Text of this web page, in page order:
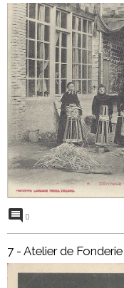
0
7 - Atelier de